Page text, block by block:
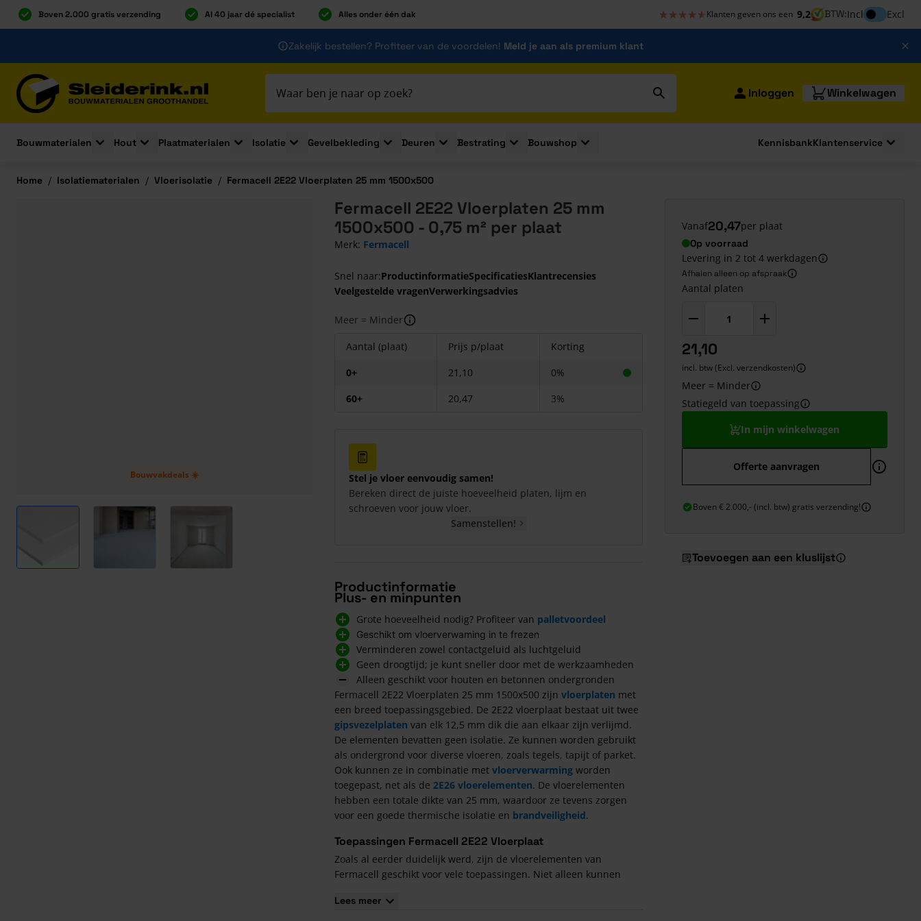
Boven 2.000 gratis verzending Al 40 jaar dé specialist Alles onder één dak ★★★★★
★★★★★ Klanten geven ons een 9,2 BTW:InclInclusief btw
Excl
Zakelijk bestellen? Profiteer van de voordelen! Meld je aan als premium klant
Inloggen Winkelwagen
Bouwmaterialen
Toggle submenu for Bouwmaterialen
Hout
Toggle submenu for Hout
Plaatmaterialen
Toggle submenu for Plaatmaterialen
Isolatie
Toggle submenu for Isolatie
Gevelbekleding
Toggle submenu for Gevelbekleding
Deuren
Toggle submenu for Deuren
Bestrating
Toggle submenu for Bestrating
Bouwshop
Toggle submenu for Bouwshop
KennisbankKlantenservice
Home / Isolatiematerialen / Vloerisolatie / Fermacell 2E22 Vloerplaten 25 mm 1500x500
Bouwvakdeals ☀️
View larger image
Fermacell 2E22 Vloerplaten 25 mm
1500x500 - 0,75 m² per plaat
Merk: Fermacell
Snel naar:ProductinformatieSpecificatiesKlantrecensies
Veelgestelde vragenVerwerkingsadvies
Meer = Minder
Aantal (plaat) Prijs p/plaat
Korting
0+
21,10
0%
60+
20,47 3%
Stel je vloer eenvoudig samen!
Bereken direct de juiste hoeveelheid platen, lijm en
schroeven voor jouw vloer.
Samenstellen!
Productinformatie
Plus- en minpunten
Grote hoeveelheid nodig? Profiteer van palletvoordeel
Geschikt om vloerverwaming in te frezen
Verminderen zowel contactgeluid als luchtgeluid
Geen droogtijd; je kunt sneller door met de werkzaamheden
Alleen geschikt voor houten en betonnen ondergronden
Fermacell 2E22 Vloerplaten 25 mm 1500x500 zijn vloerplaten met
een breed toepassingsgebied. De 2E22 vloerplaat bestaat uit twee
gipsvezelplaten van elk 12,5 mm dik die aan elkaar zijn verlijmd.
De elementen bevatten geen isolatie. Ze kunnen worden gebruikt
als ondergrond voor diverse vloeren, zoals tegels, tapijt of parket.
Ook kunnen ze in combinatie met vloerverwarming worden
toegepast, net als de 2E26 vloerelementen. De vloerelementen
hebben een totale dikte van 25 mm, waardoor ze tevens zorgen
voor een goede thermische isolatie en brandveiligheid.
Toepassingen Fermacell 2E22 Vloerplaat
Zoals al eerder duidelijk werd, zijn de vloerelementen van
Fermacell geschikt voor vele toepassingen. Niet alleen kunnen
zijn ook inzetbaar op meerdere locaties. Naast woningen worden
Lees meer
Vanaf20,47per plaat
Op voorraad
Levering in 2 tot 4 werkdagen
Afhalen alleen op afspraak
Aantal platen
21,10
incl. btw (Excl. verzendkosten)
Meer = Minder
Statiegeld van toepassing
In mijn winkelwagen
Offerte aanvragen
Boven € 2.000,- (incl. btw) gratis verzending!
Toevoegen aan een kluslijst